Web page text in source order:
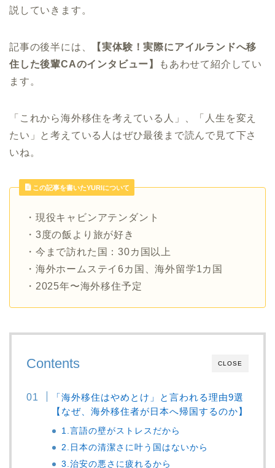
説していきます。
記事の後半には、
【実体験！実際にアイルランドへ移
住した後輩CAのインタビュー】
もあわせて紹介してい
ます。
「これから海外移住を考えている人」、「人生を変え
たい」と考えている人はぜひ最後まで読んで見て下さ
いね。
この記事を書いたYURIについて
・現役キャビンアテンダント
・3度の飯より旅が好き
・今まで訪れた国：30カ国以上
・海外ホームステイ6カ国、海外留学1カ国
・2025年〜海外移住予定
CLOSE
Contents
「海外移住はやめとけ」と言われる理由9選
【なぜ、海外移住者が日本へ帰国するのか】
1.言語の壁がストレスだから
2.日本の清潔さに叶う国はないから
3.治安の悪さに疲れるから